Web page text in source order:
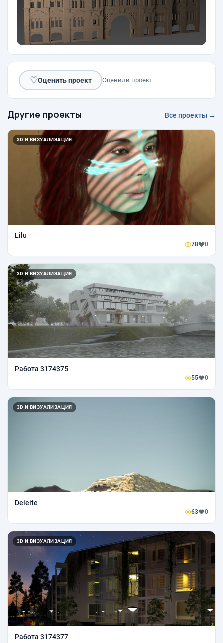
♡Оценить проект Оценили проект:
Другие проекты Все проекты →
3D И ВИЗУАЛИЗАЦИЯ
Lilu
78 0
3D И ВИЗУАЛИЗАЦИЯ
Работа 3174375
55 0
3D И ВИЗУАЛИЗАЦИЯ
Deleite
63 0
3D И ВИЗУАЛИЗАЦИЯ
Работа 3174377